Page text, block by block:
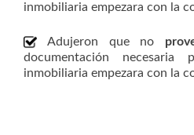
inmobiliaria empezara con la
Adujeron que no
documentación
inmobiliaria empezara con la